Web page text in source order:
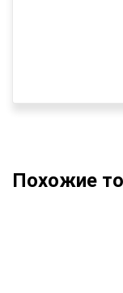
Похожие